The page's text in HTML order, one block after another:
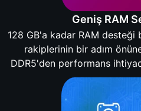
Geniş RAM
128 GB'a kadar RAM
rakiplerinin bir adım
DDR5'den performans